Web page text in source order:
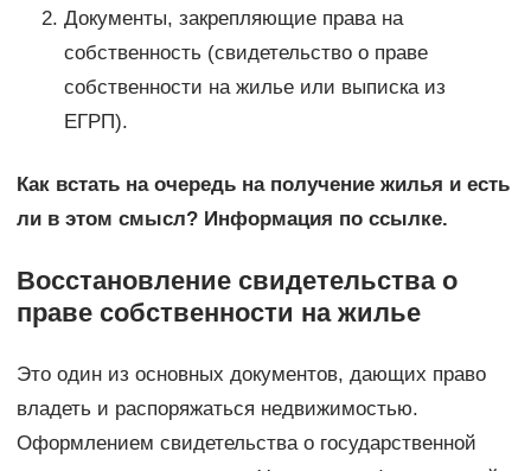
Документы, закрепляющие права на
собственность (свидетельство о праве
собственности на жилье или выписка из
ЕГРП).
Как встать на очередь на получение жилья и есть
ли в этом смысл? Информация по ссылке.
Восстановление свидетельства о
праве собственности на жилье
Это один из основных документов, дающих право
владеть и распоряжаться недвижимостью.
Оформлением свидетельства о государственной